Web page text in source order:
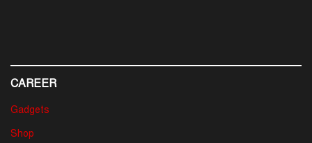
CAREER
Gadgets
Shop